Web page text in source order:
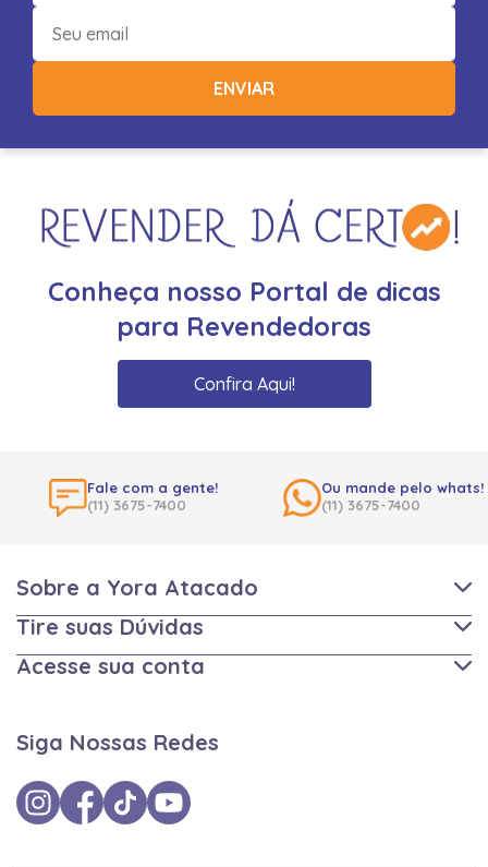
ENVIAR
Conheça nosso Portal de dicas
para Revendedoras
Confira Aqui!
Fale com a gente!
(11) 3675-7400
Ou mande pelo whats!
(11) 3675-7400
Sobre a Yora Atacado
Tire suas Dúvidas
Acesse sua conta
Siga Nossas Redes